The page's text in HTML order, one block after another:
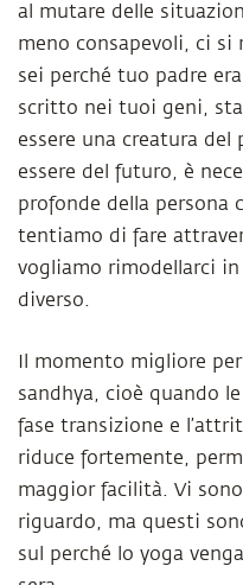
al mutare delle
meno consapevoli, ci si
sei perché tuo padre
scritto nei tuoi geni,
essere una creatura del
essere del futuro, è
profonde della persona
tentiamo di fare
vogliamo rimodellarci
diverso.
Il momento migliore
sandhya, cioè quando
fase transizione e
riduce fortemente,
maggior facilità. Vi
riguardo, ma questi
sul perché lo yoga